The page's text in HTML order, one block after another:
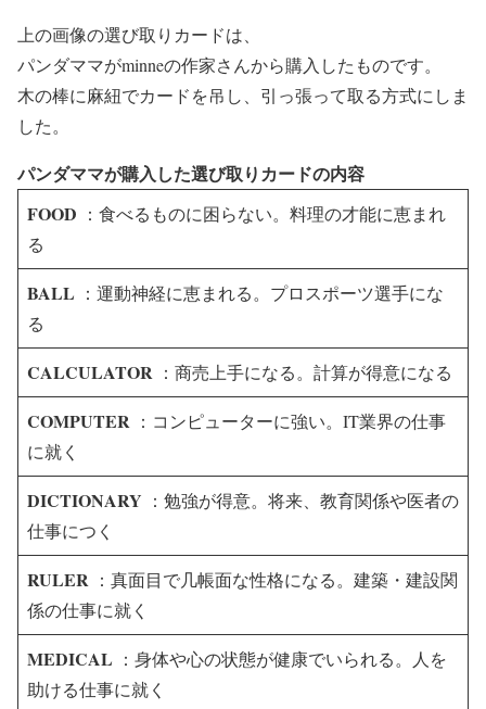
上の画像の選び取りカードは、
パンダママがminneの作家さんから購入したものです。
木の棒に麻紐でカードを吊し、引っ張って取る方式にしま
した。
パンダママが購入した選び取りカードの内容
FOOD ：食べるものに困らない。料理の才能に恵まれ
る
BALL ：運動神経に恵まれる。プロスポーツ選手にな
る
CALCULATOR ：商売上手になる。計算が得意になる
COMPUTER ：コンピューターに強い。IT業界の仕事
に就く
DICTIONARY ：勉強が得意。将来、教育関係や医者の
仕事につく
RULER ：真面目で几帳面な性格になる。建築・建設関
係の仕事に就く
MEDICAL ：身体や心の状態が健康でいられる。人を
助ける仕事に就く